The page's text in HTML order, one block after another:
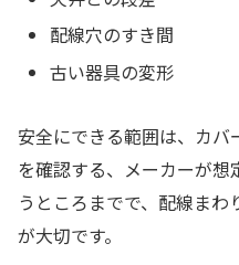
配線穴のすき間
古い器具の変形
安全にできる範囲は、カ
を確認する、メーカーが
うところまでで、配線ま
が大切です。